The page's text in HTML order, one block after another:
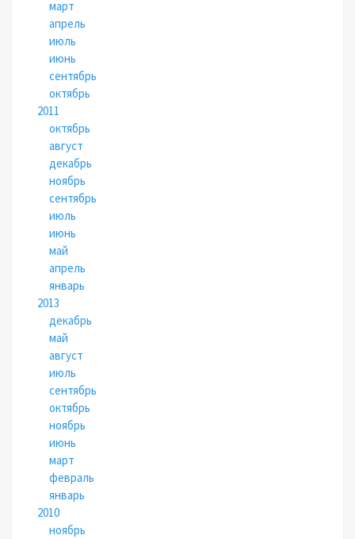
март
апрель
июль
июнь
сентябрь
октябрь
2011
октябрь
август
декабрь
ноябрь
сентябрь
июль
июнь
май
апрель
январь
2013
декабрь
май
август
июль
сентябрь
октябрь
ноябрь
июнь
март
февраль
январь
2010
ноябрь